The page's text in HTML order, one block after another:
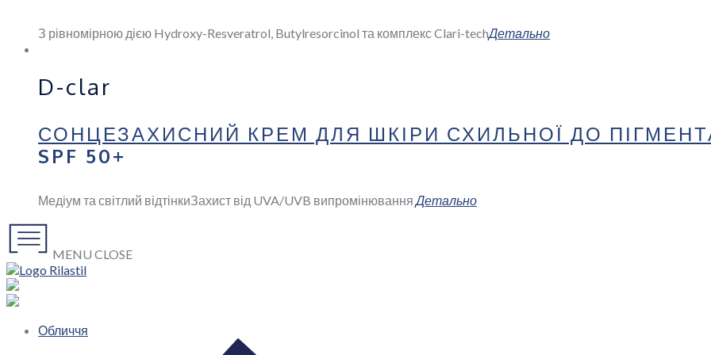
З рівномірною дією Hydroxy-Resveratrol, Butylresorcinol та комплекс Clari-techДетально
D-clar
СОНЦЕЗАХИСНИЙ КРЕМ ДЛЯ ШКІРИ СХИЛЬНОЇ ДО
SPF 50+
Медіум та світлий відтінкиЗахист від UVA/UVB випромінюванняДетально
MENU CLOSE
Обличчя